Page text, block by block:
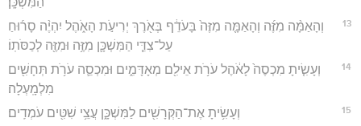
13
וְהָאַמָּ֨ה מִזֶּ֜ה וְהָאַמָּ֤ה מִזֶּה֙ בָּעֹדֵ֔ף בְּאֹ֖רֶךְ יְרִיעֹ֣ת הָאֹ֑הֶל יִהְיֶ֨ה סָר֜וּחַ
עַל־צִדֵּ֧י הַמִּשְׁכָּ֛ן מִזֶּ֥ה וּמִזֶּ֖ה לְכַסֹּתֽוֹ׃
14
וְעָשִׂ֤יתָ מִכְסֶה֙ לָאֹ֔הֶל עֹרֹ֥ת אֵילִ֖ם מְאָדָּמִ֑ים וּמִכְסֵ֛ה עֹרֹ֥ת תְּחָשִׁ֖ים
מִלְמָֽעְלָה׃
15 וְעָשִׂ֥יתָ אֶת־הַקְּרָשִׁ֖ים לַמִּשְׁכָּ֑ן עֲצֵ֥י שִׁטִּ֖ים עֹמְדִֽים׃